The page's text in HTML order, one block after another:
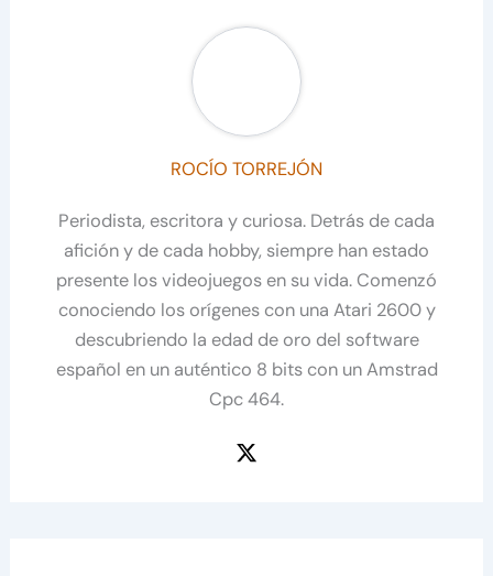
ROCÍO TORREJÓN
Periodista, escritora y curiosa. Detrás de cada
afición y de cada hobby, siempre han estado
presente los videojuegos en su vida. Comenzó
conociendo los orígenes con una Atari 2600 y
descubriendo la edad de oro del software
español en un auténtico 8 bits con un Amstrad
Cpc 464.